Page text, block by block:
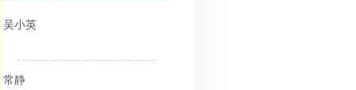
吴小英
常静